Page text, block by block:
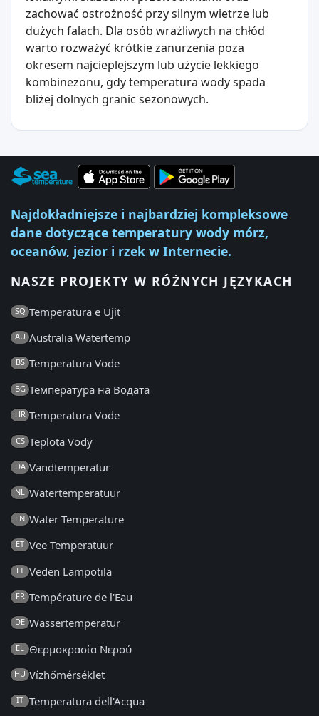
zachować ostrożność przy silnym wietrze lub
dużych falach. Dla osób wrażliwych na chłód
warto rozważyć krótkie zanurzenia poza
okresem najcieplejszym lub użycie lekkiego
kombinezonu, gdy temperatura wody spada
bliżej dolnych granic sezonowych.
Najdokładniejsze i najbardziej kompleksowe
dane dotyczące temperatury wody mórz,
oceanów, jezior i rzek w Internecie.
NASZE PROJEKTY W RÓŻNYCH JĘZYKACH
SQ Temperatura e Ujit
AU Australia Watertemp
BS Temperatura Vode
BG Температура на Водата
HR Temperatura Vode
CS Teplota Vody
DA Vandtemperatur
NL Watertemperatuur
EN Water Temperature
ET Vee Temperatuur
FI Veden Lämpötila
FR Température de l'Eau
DE Wassertemperatur
EL Θερμοκρασία Νερού
HU Vízhőmérséklet
IT Temperatura dell'Acqua